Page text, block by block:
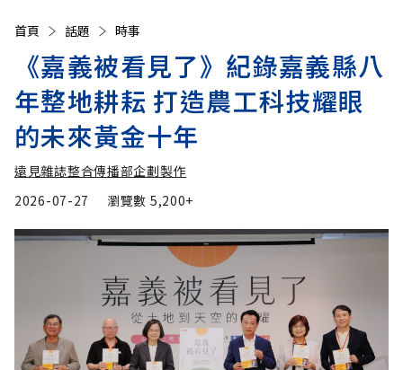
首頁 話題 時事
《嘉義被看見了》紀錄嘉義縣八
年整地耕耘 打造農工科技耀眼
的未來黃金十年
遠見雜誌整合傳播部企劃製作
2026-07-27
瀏覽數 5,200+